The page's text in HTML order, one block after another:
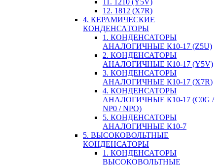
11. 1210 (Y5V)
12. 1812 (X7R)
4. КЕРАМИЧЕСКИЕ
КОНДЕНСАТОРЫ
1. КОНДЕНСАТОРЫ
АНАЛОГИЧНЫЕ К10-17 (Z5U)
2. КОНДЕНСАТОРЫ
АНАЛОГИЧНЫЕ К10-17 (Y5V)
3. КОНДЕНСАТОРЫ
АНАЛОГИЧНЫЕ К10-17 (X7R)
4. КОНДЕНСАТОРЫ
АНАЛОГИЧНЫЕ К10-17 (C0G /
NP0 / NPO)
5. КОНДЕНСАТОРЫ
АНАЛОГИЧНЫЕ К10-7
5. ВЫСОКОВОЛЬТНЫЕ
КОНДЕНСАТОРЫ
1. КОНДЕНСАТОРЫ
ВЫСОКОВОЛЬТНЫЕ